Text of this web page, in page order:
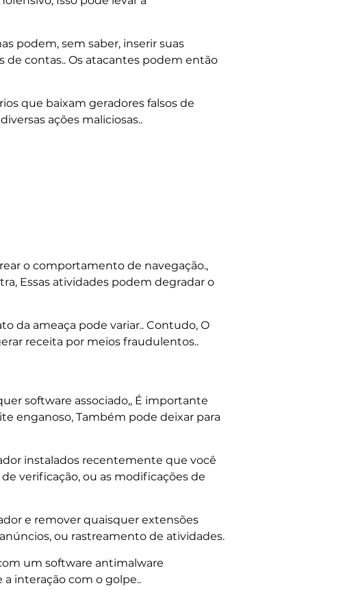
podem, sem saber, inserir suas
de contas.. Os atacantes podem então
que baixam geradores falsos de
ações maliciosas..
o comportamento de navegação.,
Essas atividades podem degradar o
da ameaça pode variar.. Contudo, O
receita por meios fraudulentos..
software associado,, É importante
enganoso, Também pode deixar para
instalados recentemente que você
verificação, ou as modificações de
e remover quaisquer extensões
ou rastreamento de atividades.
um software antimalware
interação com o golpe..